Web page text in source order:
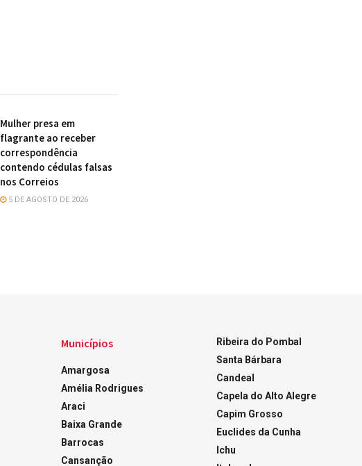
Mulher presa em
flagrante ao receber
correspondência
contendo cédulas falsas
nos Correios
5 DE AGOSTO DE 2026
Municípios
Amargosa
Amélia Rodrigues
Araci
Baixa Grande
Barrocas
Cansanção
Ribeira do Pombal
Santa Bárbara
Candeal
Capela do Alto Alegre
Capim Grosso
Euclides da Cunha
Ichu